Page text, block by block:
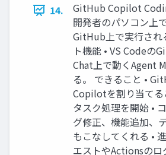
14.
GitHub Copilot
開発者のパソコン上
GitHub上で実行され
ト機能 • VS Code
Chat上で動くAgent
る。 できること •
Copilotを割り当てる
タスク処理を開始 •
グ修正、機能追加、
もこなしてくれる •
エストやActionsのロ